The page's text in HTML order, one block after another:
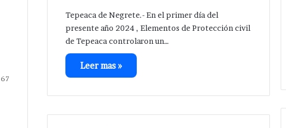
Tepeaca de Negrete.- En el primer día del
presente año 2024 , Elementos de Protección civil
de Tepeaca controlaron un…
Leer mas »
67